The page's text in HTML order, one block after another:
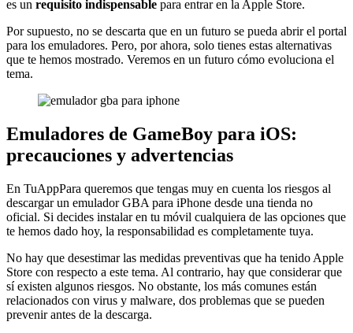
es un requisito indispensable para entrar en la Apple Store.
Por supuesto, no se descarta que en un futuro se pueda abrir el portal
para los emuladores. Pero, por ahora, solo tienes estas alternativas
que te hemos mostrado. Veremos en un futuro cómo evoluciona el
tema.
Emuladores de GameBoy para iOS:
precauciones y advertencias
En TuAppPara queremos que tengas muy en cuenta los riesgos al
descargar un emulador GBA para iPhone desde una tienda no
oficial. Si decides instalar en tu móvil cualquiera de las opciones que
te hemos dado hoy, la responsabilidad es completamente tuya.
No hay que desestimar las medidas preventivas que ha tenido Apple
Store con respecto a este tema. Al contrario, hay que considerar que
sí existen algunos riesgos. No obstante, los más comunes están
relacionados con virus y malware, dos problemas que se pueden
prevenir antes de la descarga.